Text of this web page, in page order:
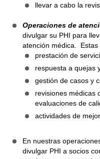
llevar a cabo la
Operaciones de
divulgar su PHI para
atención médica. Estas
prestación de
respuesta a quejas
gestión de casos y
revisiones médicas
evaluaciones de
actividades de
En nuestras
divulgar PHI a socios